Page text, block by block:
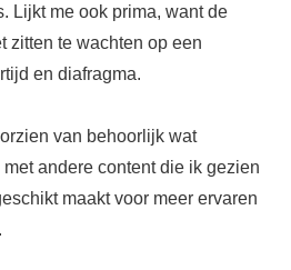
Lijkt me ook prima, want de
zitten te wachten op een
en diafragma.
van behoorlijk wat
andere content die ik gezien
maakt voor meer ervaren